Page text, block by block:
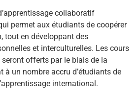
collaboratif
permet aux étudiants de coopérer
tout en développant des
et interculturelles. Les cours
offerts par le biais de la
à un nombre accru d’étudiants de
international.